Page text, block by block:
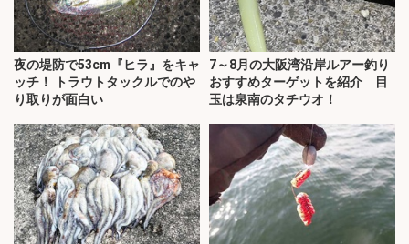
夜の堤防で53cm『ヒラ』をキャ
ッチ！ トラウトタックルでのや
り取りが面白い
7～8月の大阪湾沿岸ルアー釣り
おすすめターゲットを紹介 目
玉は泉南のタチウオ！